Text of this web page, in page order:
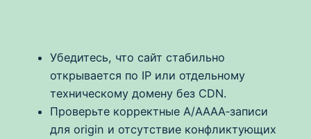
Убедитесь, что сайт стабильно
открывается по IP или отдельному
техническому домену без CDN.
Проверьте корректные A/AAAA‑записи
для origin и отсутствие конфликтующих